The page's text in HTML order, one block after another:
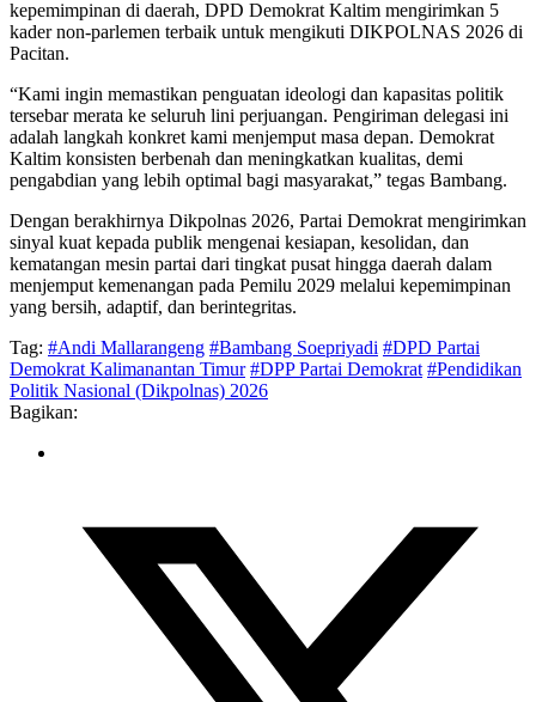
kepemimpinan di daerah, DPD Demokrat Kaltim mengirimkan 5
kader non-parlemen terbaik untuk mengikuti DIKPOLNAS 2026 di
Pacitan.
“Kami ingin memastikan penguatan ideologi dan kapasitas politik
tersebar merata ke seluruh lini perjuangan. Pengiriman delegasi ini
adalah langkah konkret kami menjemput masa depan. Demokrat
Kaltim konsisten berbenah dan meningkatkan kualitas, demi
pengabdian yang lebih optimal bagi masyarakat,” tegas Bambang.
Dengan berakhirnya Dikpolnas 2026, Partai Demokrat mengirimkan
sinyal kuat kepada publik mengenai kesiapan, kesolidan, dan
kematangan mesin partai dari tingkat pusat hingga daerah dalam
menjemput kemenangan pada Pemilu 2029 melalui kepemimpinan
yang bersih, adaptif, dan berintegritas.
Tag: #Andi Mallarangeng #Bambang Soepriyadi #DPD Partai
Demokrat Kalimanantan Timur #DPP Partai Demokrat #Pendidikan
Politik Nasional (Dikpolnas) 2026
Bagikan: